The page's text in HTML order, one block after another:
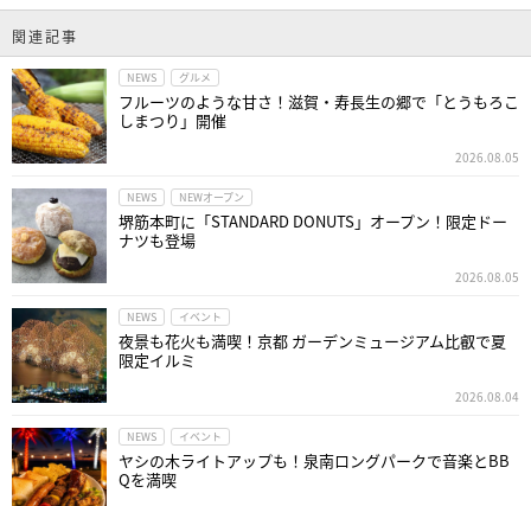
関連記事
NEWS グルメ
フルーツのような甘さ！滋賀・寿長生の郷で「とうもろこ
しまつり」開催
2026.08.05
NEWS NEWオープン
堺筋本町に「STANDARD DONUTS」オープン！限定ドー
ナツも登場
2026.08.05
NEWS イベント
夜景も花火も満喫！京都 ガーデンミュージアム比叡で夏
限定イルミ
2026.08.04
NEWS イベント
ヤシの木ライトアップも！泉南ロングパークで音楽とBB
Qを満喫